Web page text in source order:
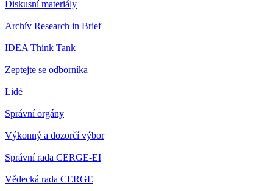
Diskusní materiály
Archív Research in Brief
IDEA Think Tank
Zeptejte se odborníka
Lidé
Správní orgány
Výkonný a dozorčí výbor
Správní rada CERGE-EI
Vědecká rada CERGE